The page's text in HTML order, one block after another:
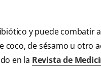
y puede combatir
coco, de sésamo u otro
en la Revista de